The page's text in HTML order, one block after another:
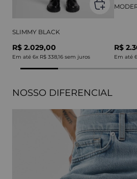
SLIMMY BLACK
R$ 2.029,00
Em até 6x R$ 338,16 sem juros
R$
Em até 6
NOSSO DIFERENCIAL